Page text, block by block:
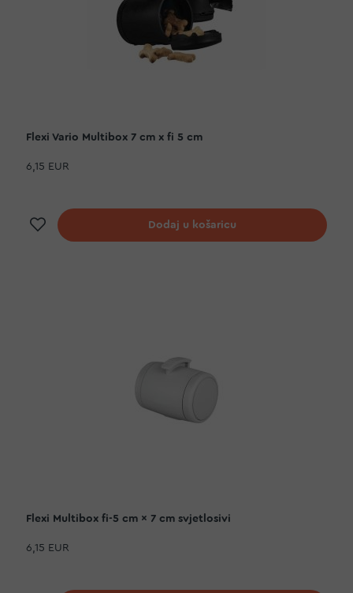
Flexi Vario Multibox 7 cm x fi 5 cm
6,15 EUR
Dodaj na listu želja
Dodaj u košaricu
Flexi Multibox fi-5 cm × 7 cm svjetlosivi
6,15 EUR